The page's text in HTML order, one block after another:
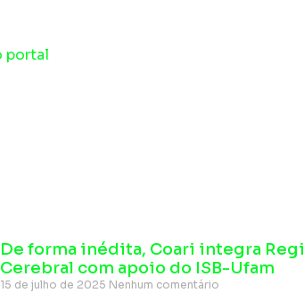
De forma inédita, Coari integra
Cerebral com apoio do ISB-Ufam
15 de julho de 2025 Nenhum comentário